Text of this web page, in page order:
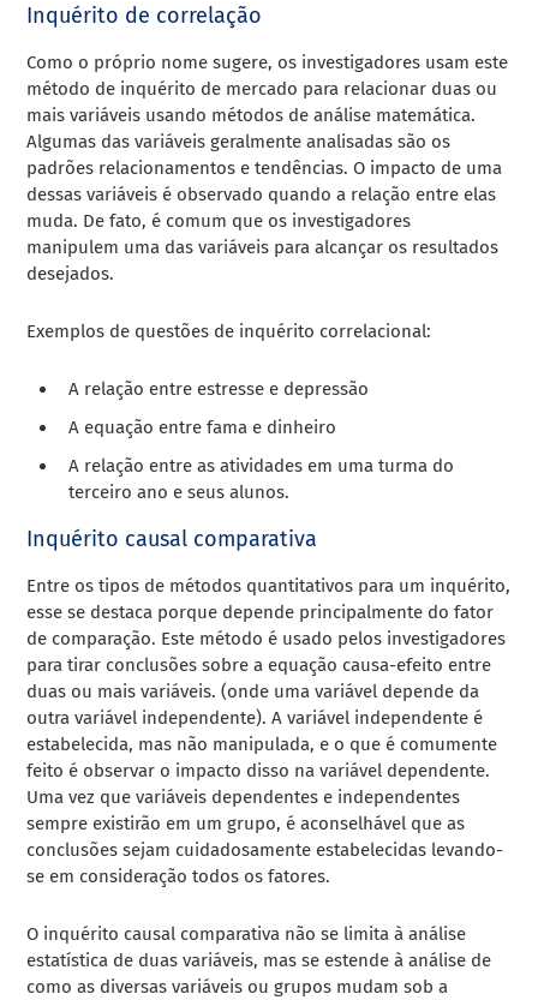
Inquérito de correlação
Como o próprio nome sugere, os investigadores usam este
método de inquérito de mercado para relacionar duas ou
mais variáveis usando métodos de análise matemática.
Algumas das variáveis geralmente analisadas são os
padrões relacionamentos e tendências. O impacto de uma
dessas variáveis é observado quando a relação entre elas
muda. De fato, é comum que os investigadores
manipulem uma das variáveis para alcançar os resultados
desejados.
Exemplos de questões de inquérito correlacional:
A relação entre estresse e depressão
A equação entre fama e dinheiro
A relação entre as atividades em uma turma do
terceiro ano e seus alunos.
Inquérito causal comparativa
Entre os tipos de métodos quantitativos para um inquérito,
esse se destaca porque depende principalmente do fator
de comparação. Este método é usado pelos investigadores
para tirar conclusões sobre a equação causa-efeito entre
duas ou mais variáveis. (onde uma variável depende da
outra variável independente). A variável independente é
estabelecida, mas não manipulada, e o que é comumente
feito é observar o impacto disso na variável dependente.
Uma vez que variáveis dependentes e independentes
sempre existirão em um grupo, é aconselhável que as
conclusões sejam cuidadosamente estabelecidas levando-
se em consideração todos os fatores.
O inquérito causal comparativa não se limita à análise
estatística de duas variáveis, mas se estende à análise de
como as diversas variáveis ou grupos mudam sob a